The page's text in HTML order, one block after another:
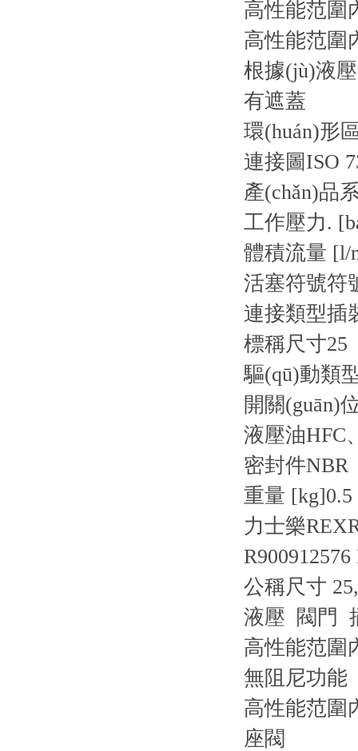
高性能范圍
高性能范圍
根據(jù)液
有遮蓋
環(huán)形
連接圖ISO
產(chǎn)品
工作壓力.
體積流量 [l/
活塞符號符
連接類型插
標稱尺寸25
驅(qū)動類
開關(guān)
液壓油HFC
密封件NBR
重量 [kg]0.5
力士樂
公稱尺寸
液壓 閥門
高性能范圍
無阻尼功能
高性能范圍
座閥